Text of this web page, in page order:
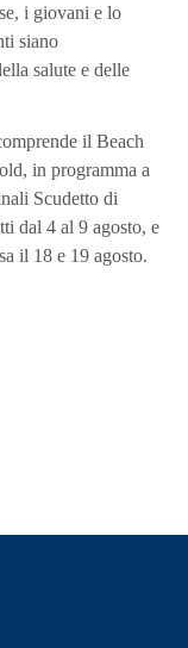
i giovani e lo
siano
salute e delle
il Beach
in programma a
Scudetto di
dal 4 al 9 agosto, e
il 18 e 19 agosto.